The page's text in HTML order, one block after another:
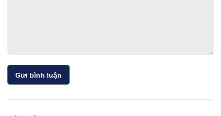
Gửi bình luận